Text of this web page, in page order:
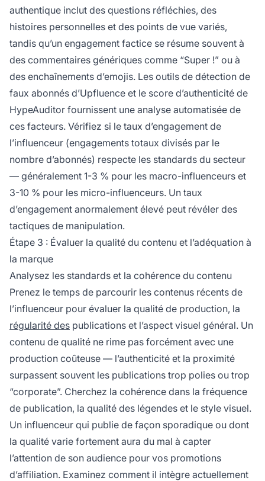
authentique inclut des questions réfléchies, des
histoires personnelles et des points de vue variés,
tandis qu’un engagement factice se résume souvent à
des commentaires génériques comme “Super !” ou à
des enchaînements d’emojis. Les outils de détection de
faux abonnés d’Upfluence et le score d’authenticité de
HypeAuditor fournissent une analyse automatisée de
ces facteurs. Vérifiez si le taux d’engagement de
l’influenceur (engagements totaux divisés par le
nombre d’abonnés) respecte les standards du secteur
— généralement 1-3 % pour les macro-influenceurs et
3-10 % pour les micro-influenceurs. Un taux
d’engagement anormalement élevé peut révéler des
tactiques de manipulation.
Étape 3 : Évaluer la qualité du contenu et l’adéquation à
la marque
Analysez les standards et la cohérence du contenu
Prenez le temps de parcourir les contenus récents de
l’influenceur pour évaluer la qualité de production, la
régularité des publications et l’aspect visuel général. Un
contenu de qualité ne rime pas forcément avec une
production coûteuse — l’authenticité et la proximité
surpassent souvent les publications trop polies ou trop
“corporate”. Cherchez la cohérence dans la fréquence
de publication, la qualité des légendes et le style visuel.
Un influenceur qui publie de façon sporadique ou dont
la qualité varie fortement aura du mal à capter
l’attention de son audience pour vos promotions
d’affiliation. Examinez comment il intègre actuellement